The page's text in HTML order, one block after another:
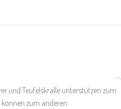
und Teufelskralle unterstützen zum
zum anderen